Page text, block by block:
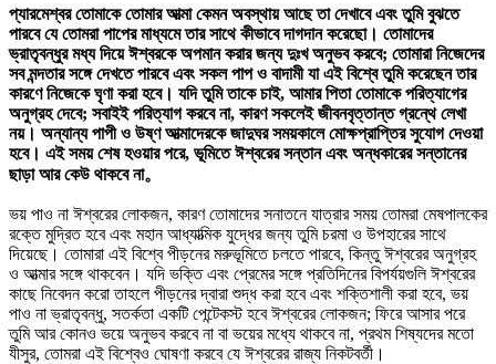
প্যারমেশ্বর তোমাকে তোমার আত্মা কেমন অবস্থায় আছে তা দেখাবে এবং তুমি বুঝতে
পারবে যে তোমরা পাপের মাধ্যমে তার সাথে কীভাবে দাগদান করেছো। তোমাদের
ভ্রাতৃবন্ধুর মধ্য দিয়ে ঈশ্বরকে অপমান করার জন্য দুঃখ অনুভব করবে; তোমারা নিজেদের
সব মন্দতার সঙ্গে দেখতে পারবে এবং সকল পাপ ও বাদামী যা এই বিশ্বে তুমি করেছেন তার
কারণে নিজেকে ঘৃণা করা হবে। যদি তুমি তাকে চাই, আমার পিতা তোমাকে পরিত্যাগের
অনুগ্রহ দেবে; সবাইই পরিত্যাগ করবে না, কারণ সকলেই জীবনবৃত্তান্ত গ্রন্থে লেখা
নয়। অন্যান্য পাপী ও উষ্ণ আত্মাদেরকে জাদুঘর সময়কালে মোক্ষপ্রাপ্তির সুযোগ দেওয়া
হবে। এই সময় শেষ হওয়ার পরে, ভূমিতে ঈশ্বরের সন্তান এবং অন্ধকারের সন্তানের
ছাড়া আর কেউ থাকবে না。
ভয় পাও না ঈশ্বরের লোকজন, কারণ তোমাদের সনাতনে যাত্রার সময় তোমরা মেষপালকের
রক্তে মুদ্রিত হবে এবং মহান আধ্যাত্মিক যুদ্ধের জন্য তুমি চরমা ও উপহারের সাথে
দিয়েছে। তোমারা এই বিশ্বে পীড়নের মরুভূমিতে চলতে পারবে, কিন্তু ঈশ্বরের অনুগ্রহ
ও আত্মার সঙ্গে থাকবেন। যদি ভক্তি এবং প্রেমের সঙ্গে প্রতিদিনের বিপর্যয়গুলি ঈশ্বরের
কাছে নিবেদন করো তাহলে পীড়নের দ্বারা শুদ্ধ করা হবে এবং শক্তিশালী করা হবে, ভয়
পাও না ভ্রাতৃবন্ধু, সতর্কতা একটি পেন্টেকস্ট হবে ঈশ্বরের লোকজন; ফিরে আসার পরে
তুমি আর কোনও ভয়ে অনুভব করবে না বা ভয়ের মধ্যে থাকবে না, প্রথম শিষ্যদের মতো
যীসুর, তোমরা এই বিশ্বেও ঘোষণা করবে যে ঈশ্বরের রাজ্য নিকটবর্তী।